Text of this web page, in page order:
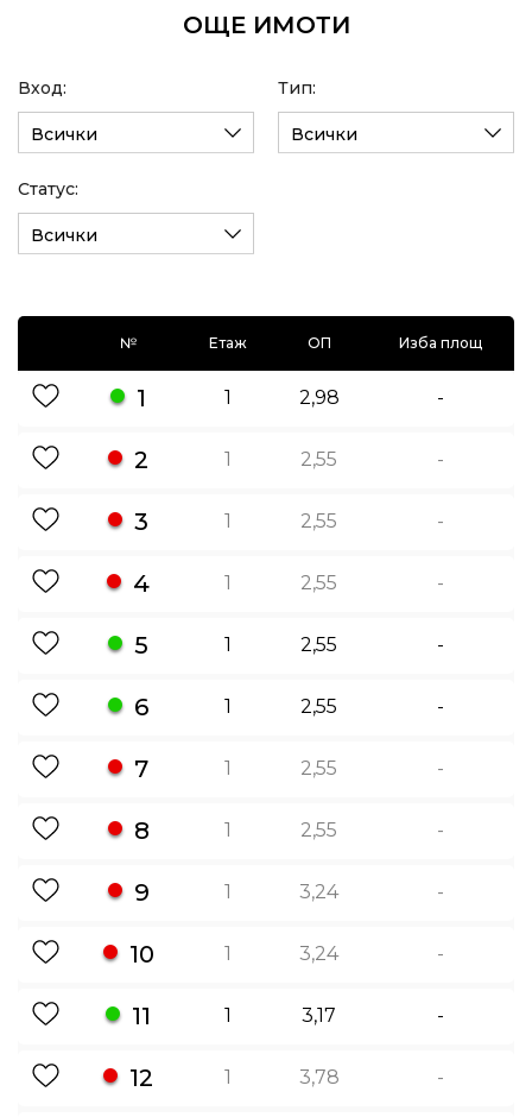
ОЩЕ ИМОТИ
Вход:
Всички
Тип:
Всички
Статус:
Всички
№ Етаж ОП Изба площ
1 1 2,98 -
2 1 2,55 -
3 1 2,55 -
4 1 2,55 -
5 1 2,55 -
6 1 2,55 -
7 1 2,55 -
8 1 2,55 -
9 1 3,24 -
10 1 3,24 -
11 1 3,17 -
12 1 3,78 -